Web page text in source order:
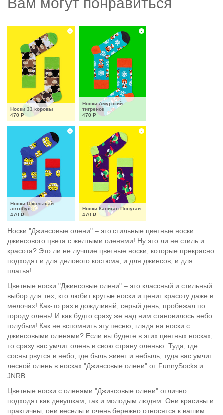
Носки 33 коровы
470 Р
Носки Амурский
тигренок
470 Р
Носки Школьный
автобус
470 Р
Носки Капитан Попугай
470 Р
Носки "Джинсовые олени" – это стильные цветные носки
джинсового цвета с желтыми оленями! Ну это ли не стиль и
красота? Это ли не лучшие цветные носки, которые прекрасно
подходят и для делового костюма, и для джинсов, и для
платья!
Цветные носки "Джинсовые олени" – это классный и стильный
выбор для тех, кто любит крутые носки и ценит красоту даже в
мелочах! Как-то раз в дождливый, серый день, пробежал по
городу олень! И как будто сразу же над ним становилось небо
голубым! Как не вспомнить эту песню, глядя на носки с
джинсовыми оленями? Если вы будете в этих цветных носках,
то сразу вас умчит олень в свою страну оленью. Туда, где
сосны рвутся в небо, где быль живет и небыль, туда вас умчит
лесной олень в носках "Джинсовые олени" от FunnySocks и
JNRB.
Цветные носки с оленями "Джинсовые олени" отлично
подходят как девушкам, так и молодым людям. Они красивы и
практичны, они веселы и очень бережно относятся к вашим